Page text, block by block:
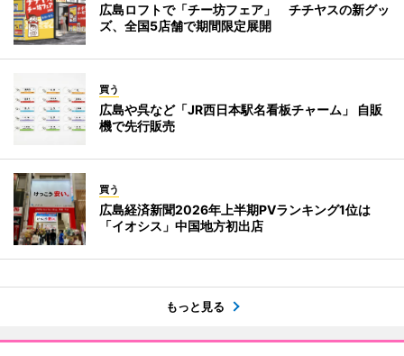
広島ロフトで「チー坊フェア」 チチヤスの新グッ
ズ、全国5店舗で期間限定展開
買う
広島や呉など「JR西日本駅名看板チャーム」 自販
機で先行販売
買う
広島経済新聞2026年上半期PVランキング1位は
「イオシス」中国地方初出店
もっと見る